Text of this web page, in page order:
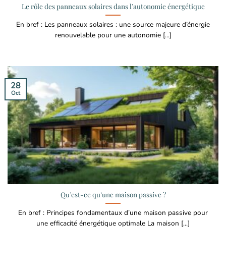
Le rôle des panneaux solaires dans l’autonomie énergétique
En bref : Les panneaux solaires : une source majeure d’énergie
renouvelable pour une autonomie [...]
Qu’est-ce qu’une maison passive ?
En bref : Principes fondamentaux d’une maison passive pour
une efficacité énergétique optimale La maison [...]
28
Oct